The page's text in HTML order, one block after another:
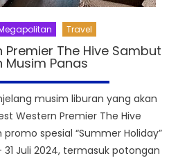
Travel
The Hive Sambut
Musim Panas
musim liburan yang akan
Western Premier The Hive
spesial “Summer Holiday”
31 Juli 2024, termasuk potongan